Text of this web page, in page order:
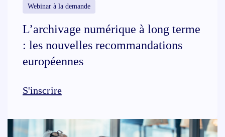
Webinar à la demande
L’archivage numérique à long terme
: les nouvelles recommandations
européennes
S'inscrire